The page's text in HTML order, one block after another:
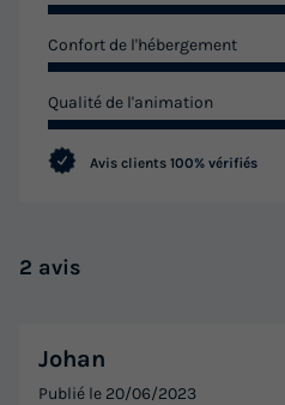
Confort de l'hébergement
Qualité de l'animation
Avis clients 100% vérifiés
2 avis
Johan
Publié le 20/06/2023